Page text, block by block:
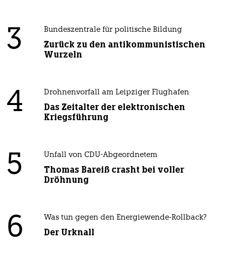
3 Bundeszentrale für politische Bildung
Zurück zu den antikommunistischen
Wurzeln
4 Drohnenvorfall am Leipziger Flughafen
Das Zeitalter der elektronischen
Kriegsführung
5 Unfall von CDU-Abgeordnetem
Thomas Bareiß crasht bei voller
Dröhnung
6 Was tun gegen den Energiewende-Rollback?
Der Urknall